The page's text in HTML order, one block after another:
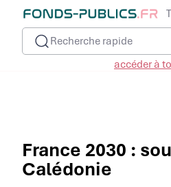
Recherche rapide
accéder à
France 2030 :
Calédonie